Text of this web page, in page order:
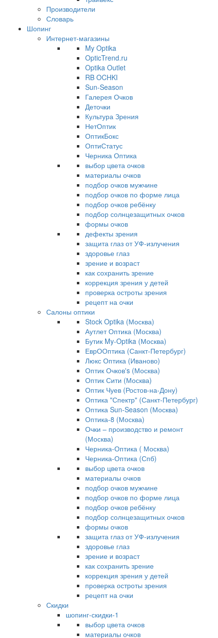
Производители
Словарь
Шопинг
Интернет-магазины
My Optika
OpticTrend.ru
Optika Outlet
RB OCHKI
Sun-Season
Галерея Очков
Деточки
Культура Зрения
НетОптик
ОптикБокс
ОптиСтатус
Черника Оптика
выбор цвета очков
материалы очков
подбор очков мужчине
подбор очков по форме лица
подбор очков ребёнку
подбор солнцезащитных очков
формы очков
дефекты зрения
защита глаз от УФ-излучения
здоровье глаз
зрение и возраст
как сохранить зрение
коррекция зрения у детей
проверка остроты зрения
рецепт на очки
Салоны оптики
Stock Optika (Москва)
Аутлет Оптика (Москва)
Бутик My-Optika (Москва)
ЕврООптика (Санкт-Петербург)
Люкс Оптика (Иваново)
Оптик Очков's (Москва)
Оптик Сити (Москва)
Оптик Чуев (Ростов-на-Дону)
Оптика "Спектр" (Санкт-Петербург)
Оптика Sun-Season (Москва)
Оптика-8 (Москва)
Очки – производство и ремонт
(Москва)
Черника-Оптика ( Москва)
Черника-Оптика (Спб)
выбор цвета очков
материалы очков
подбор очков мужчине
подбор очков по форме лица
подбор очков ребёнку
подбор солнцезащитных очков
формы очков
защита глаз от УФ-излучения
здоровье глаз
зрение и возраст
как сохранить зрение
коррекция зрения у детей
проверка остроты зрения
рецепт на очки
Скидки
шопинг-скидки-1
выбор цвета очков
материалы очков